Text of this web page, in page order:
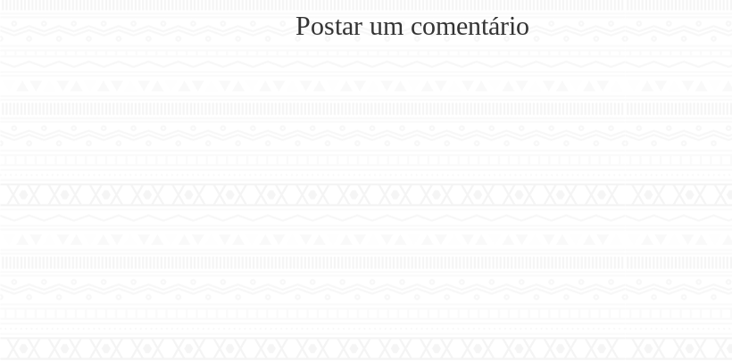
Postar um comentário